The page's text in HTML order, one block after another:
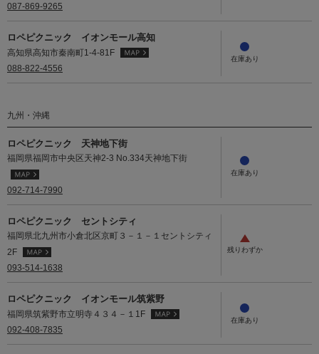
087-869-9265
ロペピクニック イオンモール高知
高知県高知市秦南町1-4-81F
088-822-4556
九州・沖縄
ロペピクニック 天神地下街
福岡県福岡市中央区天神2-3 No.334天神地下街
092-714-7990
ロペピクニック セントシティ
福岡県北九州市小倉北区京町３－１－１セントシティ
2F
093-514-1638
ロペピクニック イオンモール筑紫野
福岡県筑紫野市立明寺４３４－１1F
092-408-7835